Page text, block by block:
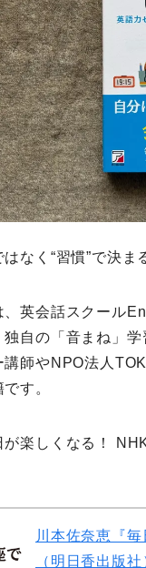
なく“習慣”で決ま
、英会話スクール
独自の「音まね」学
講師やNPO法人
す。
が楽しくなる！
川本佐奈恵『
（明日香出版社